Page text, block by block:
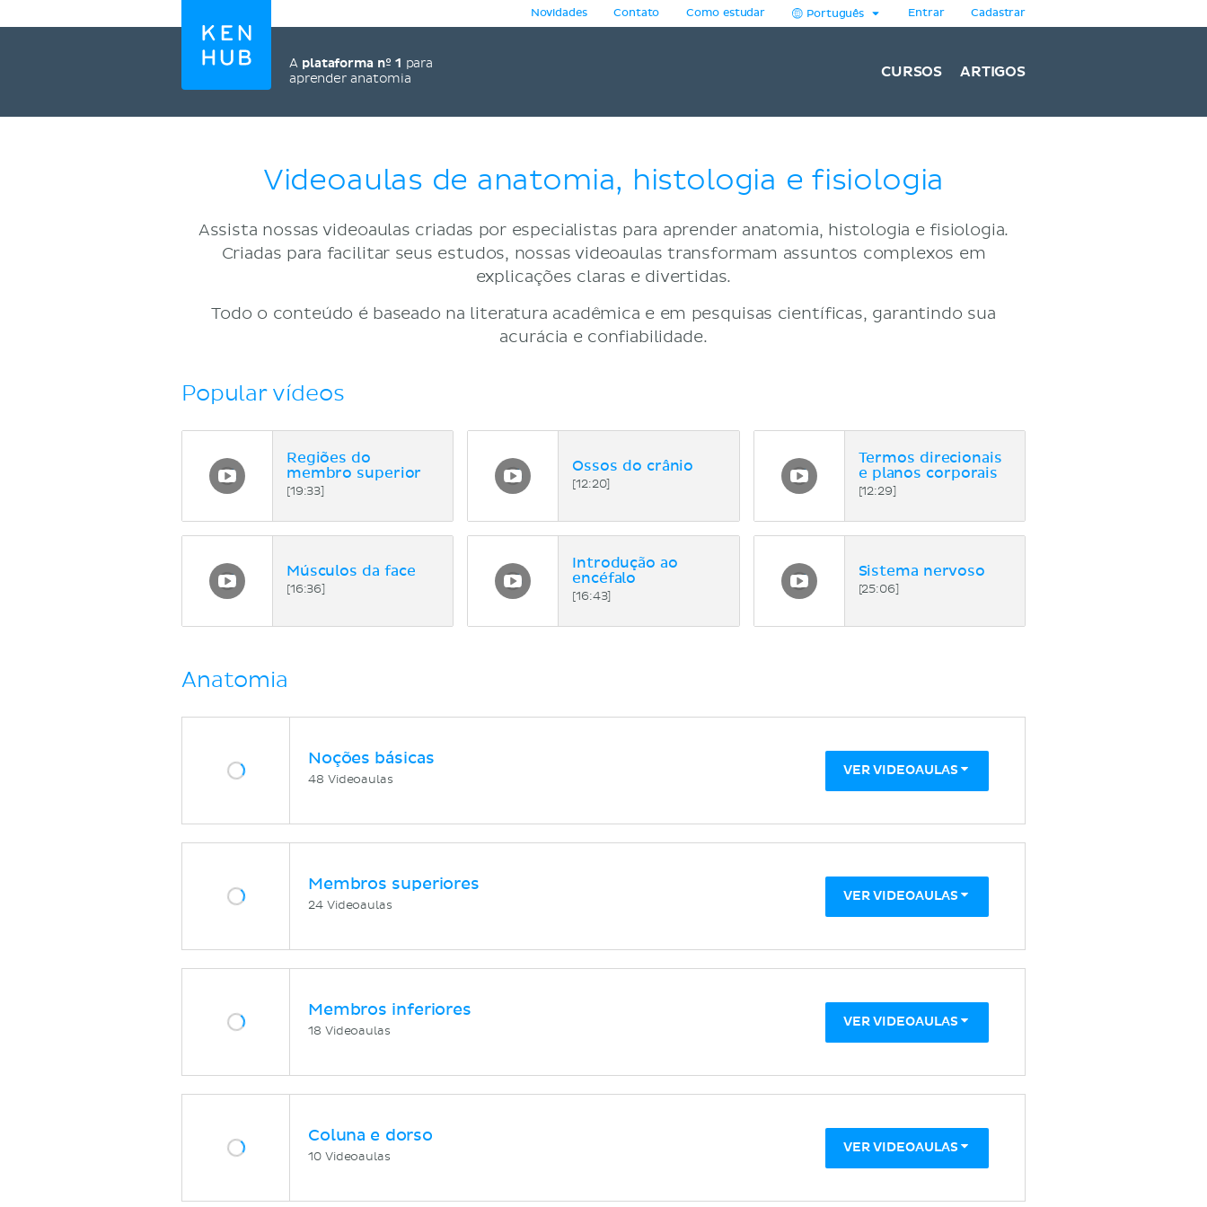
A plataforma nº 1 para
aprender anatomia
Novidades Contato Como estudar Português Entrar Cadastrar
CURSOS ARTIGOS
Videoaulas de anatomia, histologia e fisiologia
Assista nossas videoaulas criadas por especialistas para aprender anatomia, histologia e fisiologia.
Criadas para facilitar seus estudos, nossas videoaulas transformam assuntos complexos em
explicações claras e divertidas.
Todo o conteúdo é baseado na literatura acadêmica e em pesquisas científicas, garantindo sua
acurácia e confiabilidade.
Popular vídeos
Regiões do
membro superior
[19:33]
Ossos do crânio
[12:20]
Termos direcionais
e planos corporais
[12:29]
Músculos da face
[16:36]
Introdução ao
encéfalo
[16:43]
Sistema nervoso
[25:06]
Anatomia
Noções básicas
48 Videoaulas
VER VIDEOAULAS
Membros superiores
24 Videoaulas
VER VIDEOAULAS
Membros inferiores
18 Videoaulas
VER VIDEOAULAS
Coluna e dorso
10 Videoaulas
VER VIDEOAULAS